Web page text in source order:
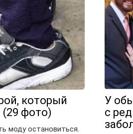
который
(29 фото)
моду остановиться.
У
с